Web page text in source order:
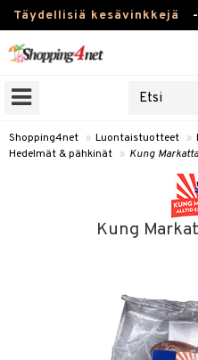
Täydellisiä kesävinkkejä
Kauneudenhoito
Piilolinssit
Lelut, Lapsi & Vauva
Tuotemerkkejä
Shopping4net » Luontaistuotteet »
Hedelmät & pähkinät » Kung
Kung